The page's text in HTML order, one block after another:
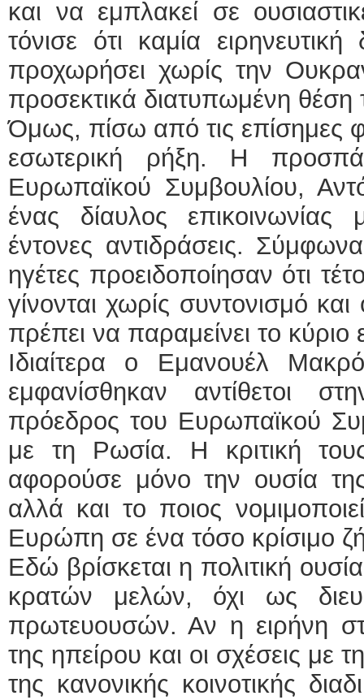
και να εμπλακεί σε
τόνισε ότι καμία
προχωρήσει χωρίς την
προσεκτικά διατυπωμένη
Όμως, πίσω από τις επίσημες
εσωτερική ρήξη. Η
Ευρωπαϊκού Συμβουλίου,
ένας δίαυλος
έντονες αντιδράσεις.
ηγέτες προειδοποίησαν ότι
γίνονται χωρίς συντονισμό
πρέπει να παραμείνει το
Ιδιαίτερα ο Εμανουέλ
εμφανίσθηκαν αντίθετοι
πρόεδρος του Ευρωπαϊκού
με τη Ρωσία. Η κριτική
αφορούσε μόνο την ουσία
αλλά και το ποιος
Ευρώπη σε ένα τόσο κρίσιμο
Εδώ βρίσκεται η πολιτική
κρατών μελών, όχι ως
πρωτευουσών. Αν η ειρήνη
της ηπείρου και οι σχέσεις με
της κανονικής κοινοτικής